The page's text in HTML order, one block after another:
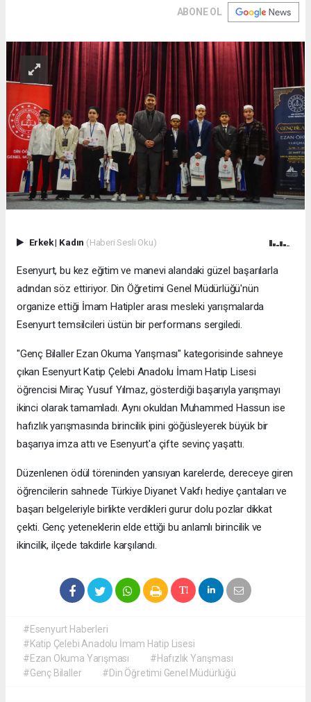
ABONE OL
Erkek| Kadın (Haberi Sesli Oku)
Esenyurt, bu kez eğitim ve manevi alandaki güzel başarılarla
adından söz ettiriyor. Din Öğretimi Genel Müdürlüğü'nün
organize ettiği İmam Hatipler arası mesleki yarışmalarda
Esenyurt temsilcileri üstün bir performans sergiledi.
"Genç Bilaller Ezan Okuma Yarışması" kategorisinde sahneye
çıkan Esenyurt Katip Çelebi Anadolu İmam Hatip Lisesi
öğrencisi Miraç Yusuf Yılmaz, gösterdiği başarıyla yarışmayı
ikinci olarak tamamladı. Aynı okuldan Muhammed Hassun ise
hafızlık yarışmasında birincilik ipini göğüsleyerek büyük bir
başarıya imza attı ve Esenyurt'a çifte sevinç yaşattı.
Düzenlenen ödül töreninden yansıyan karelerde, dereceye giren
öğrencilerin sahnede Türkiye Diyanet Vakfı hediye çantaları ve
başarı belgeleriyle birlikte verdikleri gurur dolu pozlar dikkat
çekti. Genç yeteneklerin elde ettiği bu anlamlı birincilik ve
ikincilik, ilçede takdirle karşılandı.
#Esenyurt Haberleri
#Katip Çelebi Anadolu İmam Hatip Lisesi
#Ezan Okuma Yarışması
#Hafızlık Yarışması
#Genç Bilaller
#Din Öğretimi Genel Müdürlüğü